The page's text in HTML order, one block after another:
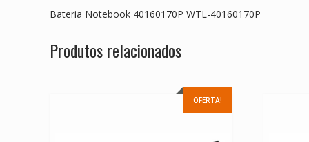
Bateria Notebook 40160170P WTL-40160170P
Produtos relacionados
OFERTA!